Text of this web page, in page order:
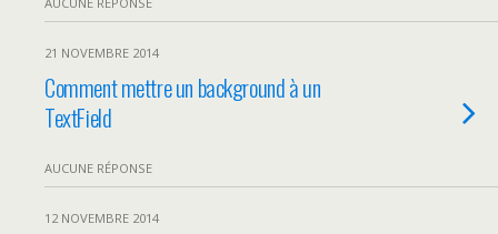
21 NOVEMBRE 2014
Comment mettre un background à un
TextField
AUCUNE RÉPONSE
12 NOVEMBRE 2014